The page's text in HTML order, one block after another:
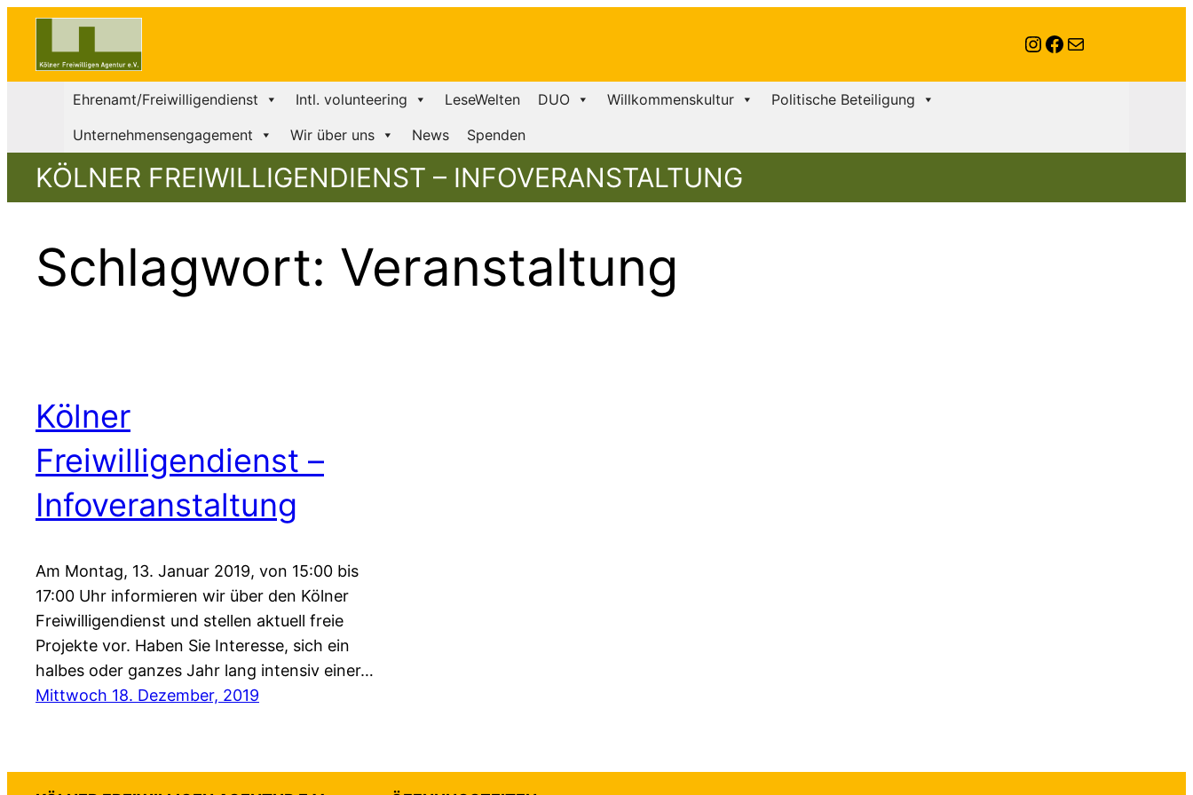
Zum
springen
Instagram
Facebook
E-Mail
Ehrenamt/Freiwilligendienst Intl. volunteering LeseWelten DUO Willkommenskultur
Politische Beteiligung
Unternehmensengagement
Wir über uns News Spenden
KÖLNER FREIWILLIGENDIENST – INFOVERANSTALTUNG
Schlagwort: Veranstaltung
Kölner
Freiwilligendienst –
Infoveranstaltung
Am Montag, 13. Januar 2019, von 15:00 bis
17:00 Uhr informieren wir über den Kölner
Freiwilligendienst und stellen aktuell freie
Projekte vor. Haben Sie Interesse, sich ein
halbes oder ganzes Jahr lang intensiv einer…
Mittwoch 18. Dezember, 2019